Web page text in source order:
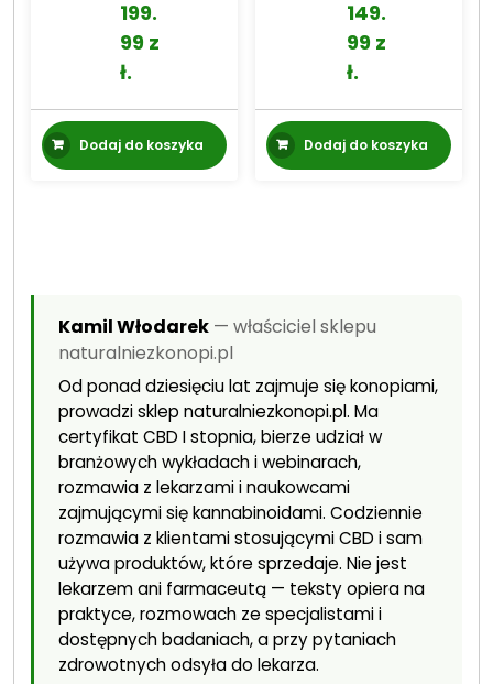
249.99 zł.
199.99 zł.199.
99 z
ł.
Dodaj do koszyka
159.99 zł.
149.99 zł.149.
99 z
ł.
Dodaj do koszyka
Kamil Włodarek — właściciel sklepu
naturalniezkonopi.pl
Od ponad dziesięciu lat zajmuje się konopiami,
prowadzi sklep naturalniezkonopi.pl. Ma
certyfikat CBD I stopnia, bierze udział w
branżowych wykładach i webinarach,
rozmawia z lekarzami i naukowcami
zajmującymi się kannabinoidami. Codziennie
rozmawia z klientami stosującymi CBD i sam
używa produktów, które sprzedaje. Nie jest
lekarzem ani farmaceutą — teksty opiera na
praktyce, rozmowach ze specjalistami i
dostępnych badaniach, a przy pytaniach
zdrowotnych odsyła do lekarza.